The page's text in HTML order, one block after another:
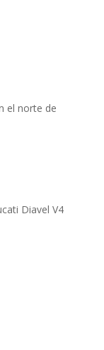
el norte de
Diavel V4